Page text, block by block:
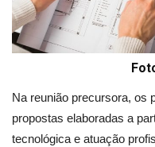
Na reunião precursora, os
propostas elaboradas a
tecnológica e atuação